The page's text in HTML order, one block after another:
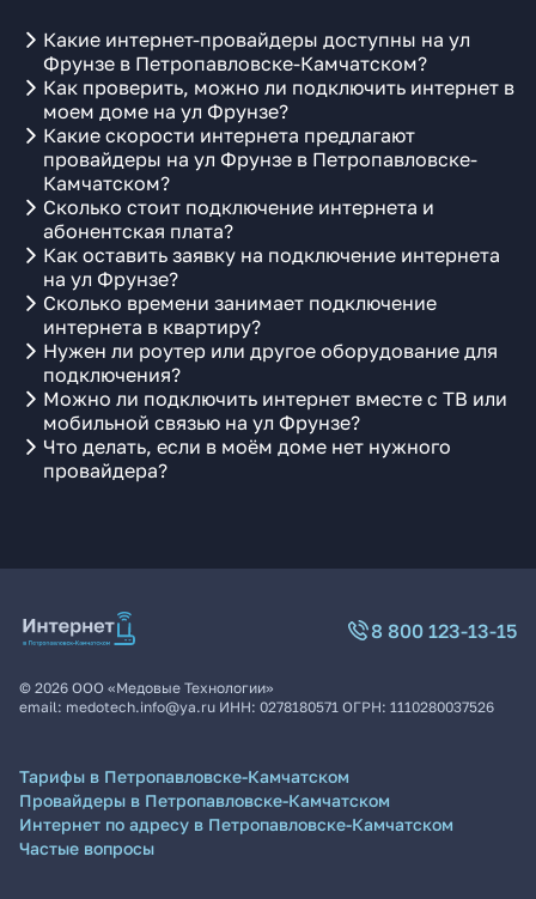
Какие интернет-провайдеры доступны на ул
Фрунзе в Петропавловске-Камчатском?
Как проверить, можно ли подключить интернет в
моем доме на ул Фрунзе?
Какие скорости интернета предлагают
провайдеры на ул Фрунзе в Петропавловске-
Камчатском?
Сколько стоит подключение интернета и
абонентская плата?
Как оставить заявку на подключение интернета
на ул Фрунзе?
Сколько времени занимает подключение
интернета в квартиру?
Нужен ли роутер или другое оборудование для
подключения?
Можно ли подключить интернет вместе с ТВ или
мобильной связью на ул Фрунзе?
Что делать, если в моём доме нет нужного
провайдера?
8 800 123-13-15
© 2026 ООО «Медовые Технологии»
email: medotech.info@ya.ru ИНН: 0278180571 ОГРН: 1110280037526
Тарифы в Петропавловске-Камчатском
Провайдеры в Петропавловске-Камчатском
Интернет по адресу в Петропавловске-Камчатском
Частые вопросы